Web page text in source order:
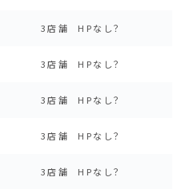
3店舗 HPなし？
3店舗 HPなし？
3店舗 HPなし？
3店舗 HPなし？
3店舗 HPなし？